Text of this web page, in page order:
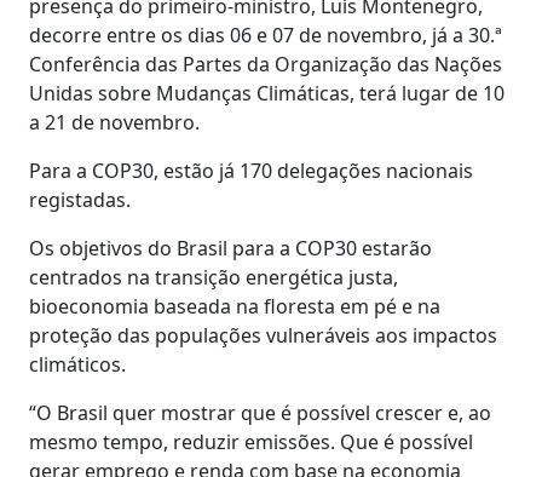
presença do primeiro-ministro, Luís Montenegro,
decorre entre os dias 06 e 07 de novembro, já a 30.ª
Conferência das Partes da Organização das Nações
Unidas sobre Mudanças Climáticas, terá lugar de 10
a 21 de novembro.
Para a COP30, estão já 170 delegações nacionais
registadas.
Os objetivos do Brasil para a COP30 estarão
centrados na transição energética justa,
bioeconomia baseada na floresta em pé e na
proteção das populações vulneráveis aos impactos
climáticos.
“O Brasil quer mostrar que é possível crescer e, ao
mesmo tempo, reduzir emissões. Que é possível
gerar emprego e renda com base na economia